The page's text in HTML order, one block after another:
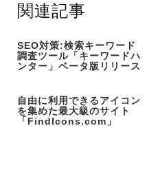
関連記事
SEO対策:検索キーワード
調査ツール「キーワードハ
ンター」ベータ版リリース
自由に利用できるアイコン
を集めた最大級のサイト
「FindIcons.com」